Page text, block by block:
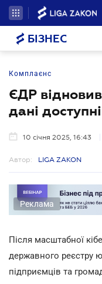
БІЗНЕС
Комплаєнс
ЄДР
дані
10 січня 2025, 16:43
Автор: LIGA ZAKON
Реклама
Після масштабної
державного реєстру
підприємців та